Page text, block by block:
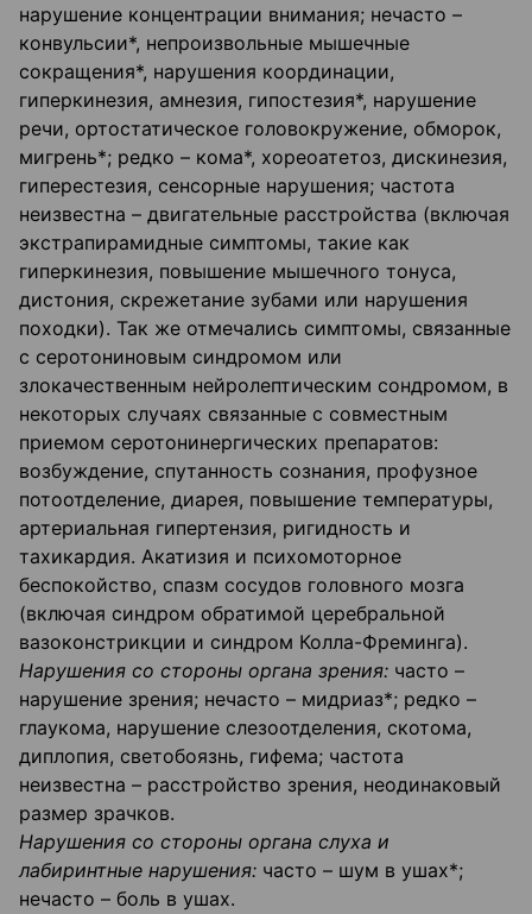
нарушение концентрации внимания; нечасто –
конвульсии*, непроизвольные мышечные
сокращения*, нарушения координации,
гиперкинезия, амнезия, гипостезия*, нарушение
речи, ортостатическое головокружение, обморок,
мигрень*; редко – кома*, хореоатетоз, дискинезия,
гиперестезия, сенсорные нарушения; частота
неизвестна – двигательные расстройства (включая
экстрапирамидные симптомы, такие как
гиперкинезия, повышение мышечного тонуса,
дистония, скрежетание зубами или нарушения
походки). Так же отмечались симптомы, связанные
с серотониновым синдромом или
злокачественным нейролептическим сондромом, в
некоторых случаях связанные с совместным
приемом серотонинергических препаратов:
возбуждение, спутанность сознания, профузное
потоотделение, диарея, повышение температуры,
артериальная гипертензия, ригидность и
тахикардия. Акатизия и психомоторное
беспокойство, спазм сосудов головного мозга
(включая синдром обратимой церебральной
вазоконстрикции и синдром Колла-Фреминга).
Нарушения со стороны органа зрения: часто –
нарушение зрения; нечасто – мидриаз*; редко –
глаукома, нарушение слезоотделения, скотома,
диплопия, светобоязнь, гифема; частота
неизвестна – расстройство зрения, неодинаковый
размер зрачков.
Нарушения со стороны органа слуха и
лабиринтные нарушения: часто – шум в ушах*;
нечасто – боль в ушах.